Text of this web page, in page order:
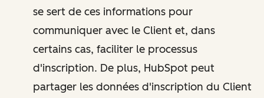
se sert de ces informations pour
communiquer avec le Client et, dans
certains cas, faciliter le processus
d'inscription. De plus, HubSpot peut
partager les données d'inscription du Client